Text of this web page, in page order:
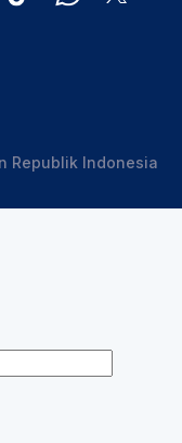
Republik Indonesia